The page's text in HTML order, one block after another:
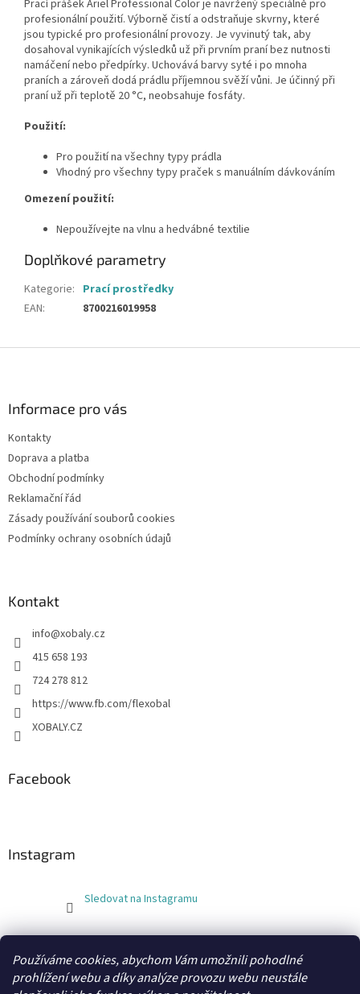
Používáme cookies, abychom Vám umožnili pohodlné
prohlížení webu a díky analýze provozu webu neustále
Prací prášek Ariel Professional Color je navržený speciálně pro
profesionální použití. Výborně čistí a odstraňuje skvrny, které
jsou typické pro profesionální provozy. Je vyvinutý tak, aby
dosahoval vynikajících výsledků už při prvním praní bez nutnosti
namáčení nebo předpírky. Uchovává barvy syté i po mnoha
praních a zároveň dodá prádlu příjemnou svěží vůni. Je účinný při
praní už při teplotě 20 °C, neobsahuje fosfáty.
Použití:
Pro použití na všechny typy prádla
Vhodný pro všechny typy praček s manuálním dávkováním
Omezení použití:
Nepoužívejte na vlnu a hedvábné textilie
Doplňkové parametry
Kategorie: Prací prostředky
EAN: 8700216019958
Informace pro vás
Kontakty
Doprava a platba
Obchodní podmínky
Reklamační řád
Zásady používání souborů cookies
Podmínky ochrany osobních údajů
Kontakt
info@xobaly.cz
415 658 193
724 278 812
https://www.fb.com/flexobal
XOBALY.CZ
Facebook
Instagram
Sledovat na Instagramu